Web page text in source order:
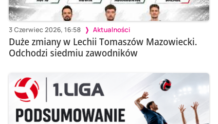
3 Czerwiec 2026, 16:58 Aktualności
Duże zmiany w Lechii Tomaszów Mazowiecki.
Odchodzi siedmiu zawodników